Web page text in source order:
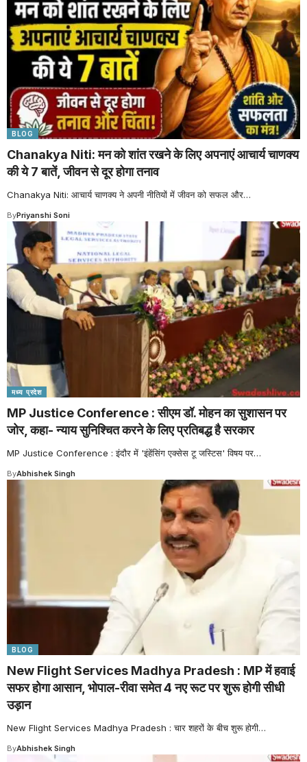
BLOG
Chanakya Niti: मन को शांत रखने के लिए अपनाएं आचार्य चाणक्य
की ये 7 बातें, जीवन से दूर होगा तनाव
Chanakya Niti: आचार्य चाणक्य ने अपनी नीतियों में जीवन को सफल और…
ByPriyanshi Soni
मध्य प्रदेश
MP Justice Conference : सीएम डॉ. मोहन का सुशासन पर
जोर, कहा- न्याय सुनिश्चित करने के लिए प्रतिबद्ध है सरकार
MP Justice Conference : इंदौर में 'इंहेंसिंग एक्सेस टू जस्टिस' विषय पर…
ByAbhishek Singh
BLOG
New Flight Services Madhya Pradesh : MP में हवाई
सफर होगा आसान, भोपाल-रीवा समेत 4 नए रूट पर शुरू होगी सीधी
उड़ान
New Flight Services Madhya Pradesh : चार शहरों के बीच शुरू होगी…
ByAbhishek Singh